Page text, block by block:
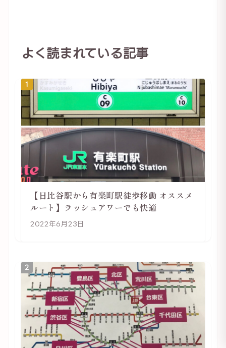
よく読まれている記事
1
【日比谷駅から有楽町駅徒歩移動 オススメ
ルート】ラッシュアワーでも快適
2022年6月23日
2